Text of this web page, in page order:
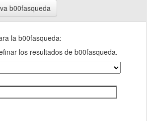
b00fasqueda
la b00fasqueda:
los resultados de b00fasqueda.